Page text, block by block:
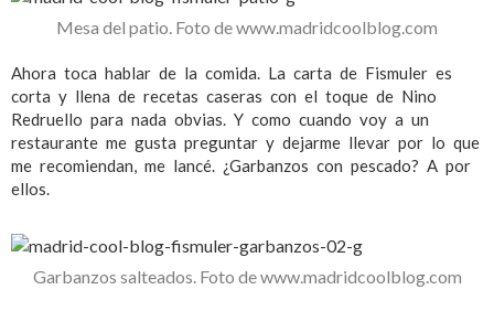
Mesa del patio. Foto de www.madridcoolblog.com
Ahora toca hablar de la comida. La carta de Fismuler es
corta y llena de recetas caseras con el toque de Nino
Redruello para nada obvias. Y como cuando voy a un
restaurante me gusta preguntar y dejarme llevar por lo que
me recomiendan, me lancé. ¿Garbanzos con pescado? A por
ellos.
Garbanzos salteados. Foto de www.madridcoolblog.com